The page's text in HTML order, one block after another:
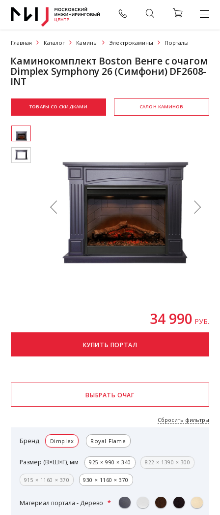
Главная Каталог Камины Электрокамины Порталы
Каминокомплект Boston Венге с очагом
Dimplex Symphony 26 (Симфони) DF2608-
INT
ТОВАРЫ СО СКИДКАМИ САЛОН КАМИНОВ
34 990 РУБ.
Бренд Dimplex Royal Flame
Размер (В×Ш×Г), мм 925 × 990 × 340 822 × 1390 × 300
915 × 1160 × 370 930 × 1160 × 370
Материал портала - Дерево
Сбросить фильтры